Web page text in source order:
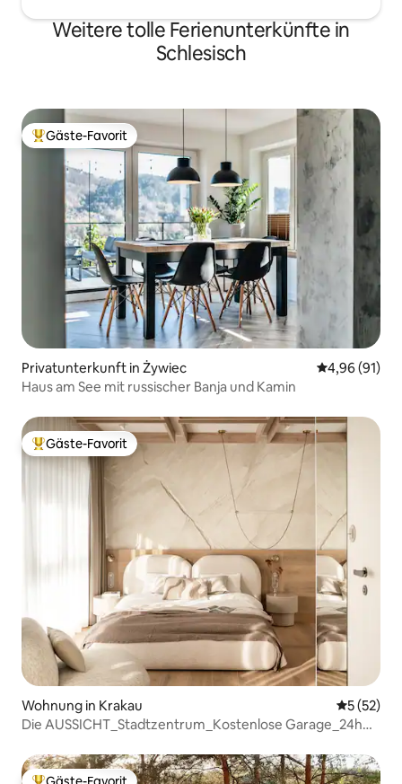
Weitere tolle Ferienunterkünfte in
Schlesisch
Beliebter Gäste-Favorit.
Gäste-Favorit
Privatunterkunft in Żywiec
4,96 (91)
Haus am See mit russischer Banja und Kamin
Beliebter Gäste-Favorit.
Gäste-Favorit
Wohnung in Krakau
5 (52)
Die AUSSICHT_Stadtzentrum_Kostenlose Garage_24h